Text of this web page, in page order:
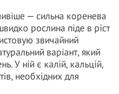
— сильна коренева
рослина піде в ріст
звичайний
варіант, який
У ній є калій, кальцій,
необхідних для